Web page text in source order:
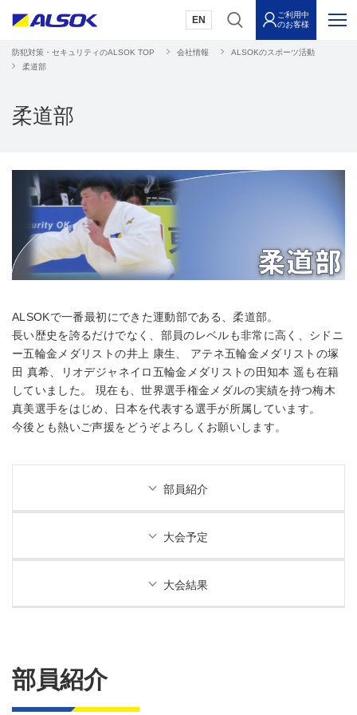
EN
ご利用中
のお客様
防犯対策・セキュリティのALSOK TOP 会社情報
ALSOKのスポーツ活動
柔道部
柔道部
ALSOKで一番最初にできた運動部である、柔道部。
長い歴史を誇るだけでなく、部員のレベルも非常に高く、シドニ
ー五輪金メダリストの井上 康生、 アテネ五輪金メダリストの塚
田 真希、リオデジャネイロ五輪金メダリストの田知本 遥も在籍
していました。 現在も、世界選手権金メダルの実績を持つ梅木
真美選手をはじめ、日本を代表する選手が所属しています。
今後とも熱いご声援をどうぞよろしくお願いします。
部員紹介
大会予定
大会結果
部員紹介